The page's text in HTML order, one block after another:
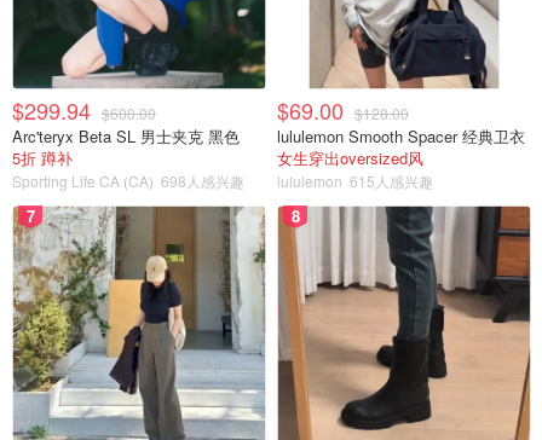
$299.94 $600.00
Arc'teryx Beta SL 男士夹克 黑色
5折 蹲补
Sporting Life CA (CA) 698人感兴趣
$69.00 $128.00
lululemon Smooth Spacer 经典卫衣
女生穿出oversized风
lululemon 615人感兴趣
7 8